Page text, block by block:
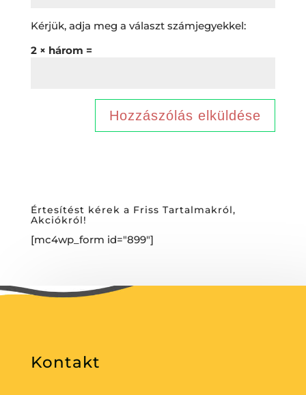
Kérjük, adja meg a választ számjegyekkel:
2 × három =
Értesítést kérek a Friss Tartalmakról,
Akciókról!
[mc4wp_form id="899"]
Kontakt